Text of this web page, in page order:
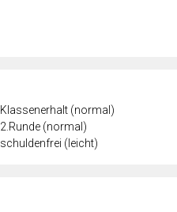
Klassenerhalt (normal)
2.Runde (normal)
schuldenfrei (leicht)